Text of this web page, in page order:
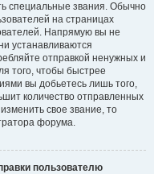
специальные звания. Обычно
на страницах
Напрямую вы не
устанавливаются
отправкой ненужных и
того, чтобы быстрее
вы добьетесь лишь того,
количество отправленных
свое звание, то
форума.
пользователю